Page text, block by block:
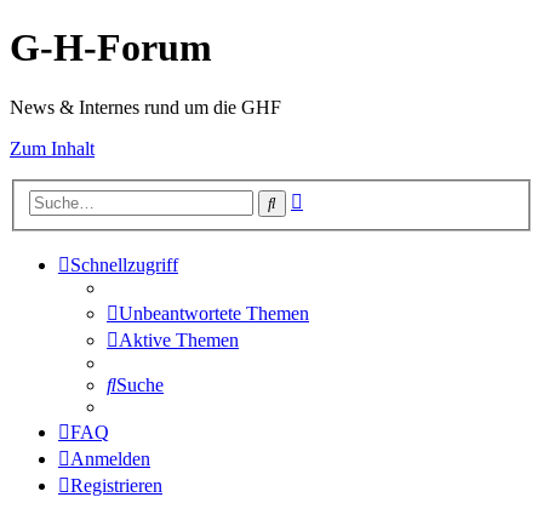
G-H-Forum
News & Internes rund um die GHF
Zum Inhalt
Suche
Schnellzugriff
Unbeantwortete Themen
Aktive Themen
Suche
FAQ
Anmelden
Registrieren